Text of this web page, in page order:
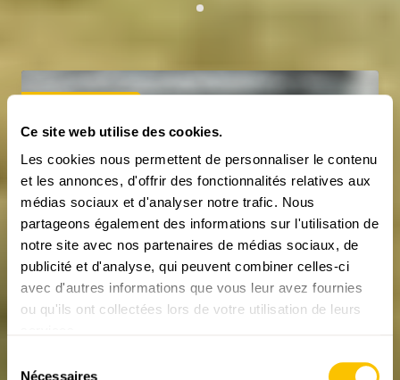
Ce site web utilise des cookies.
Les cookies nous permettent de personnaliser le contenu
et les annonces, d'offrir des fonctionnalités relatives aux
médias sociaux et d'analyser notre trafic. Nous
partageons également des informations sur l'utilisation de
notre site avec nos partenaires de médias sociaux, de
publicité et d'analyse, qui peuvent combiner celles-ci
avec d'autres informations que vous leur avez fournies
ou qu'ils ont collectées lors de votre utilisation de leurs
Nécessaires
Six t-shirts en mérinos d’Aclima
à gagner